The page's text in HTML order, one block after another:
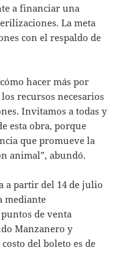
a financiar una
La meta
con el respaldo de
hacer más por
recursos necesarios
Invitamos a todas y
esta obra, porque
que promueve la
animal”, abundó.
a partir del 14 de julio
mediante
de venta
Manzanero y
del boleto es de